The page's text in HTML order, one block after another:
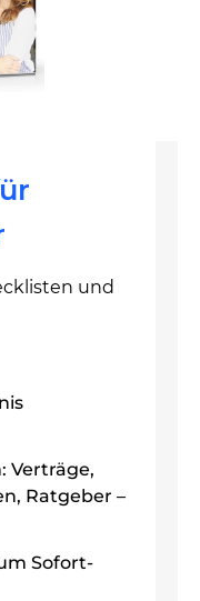
und
Verträge,
Ratgeber –
Sofort-